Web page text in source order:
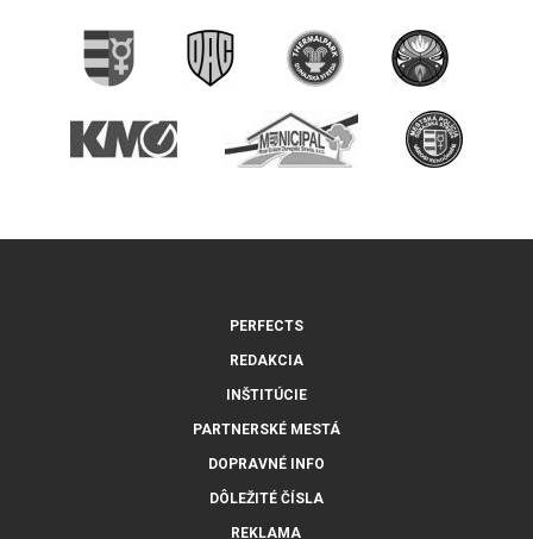
PERFECTS
REDAKCIA
INŠTITÚCIE
PARTNERSKÉ MESTÁ
DOPRAVNÉ INFO
DÔLEŽITÉ ČÍSLA
REKLAMA